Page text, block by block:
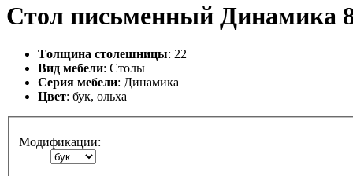
Стол письменный Динамика
Tолщина столешницы: 22
Вид мебели: Столы
Серия мебели: Динамика
Цвет: бук, ольха
Модификации: